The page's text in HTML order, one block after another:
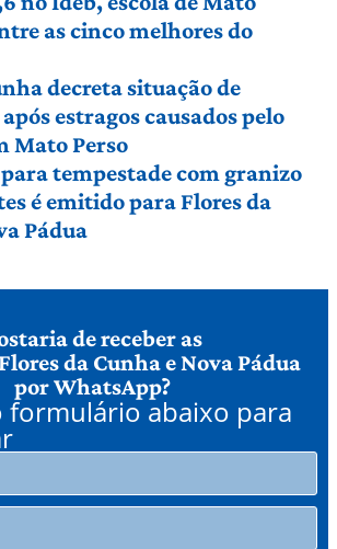
as cinco melhores do
decreta situação de
estragos causados pelo
Mato Perso
tempestade com granizo
é emitido para Flores da
Pádua
de receber as
da Cunha e Nova Pádua
por WhatsApp?
formulário abaixo para